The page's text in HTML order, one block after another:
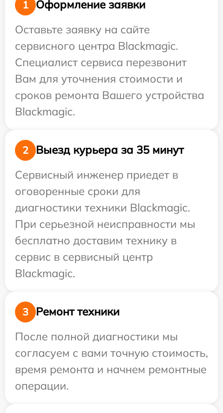
1
Оформление заявки
Оставьте заявку на сайте
сервисного центра Blackmagic.
Специалист сервиса перезвонит
Вам для уточнения стоимости и
сроков ремонта Вашего устройства
Blackmagic.
2
Выезд курьера за 35 минут
Сервисный инженер приедет в
оговоренные сроки для
диагностики техники Blackmagic.
При серьезной неисправности мы
бесплатно доставим технику в
сервис в сервисный центр
Blackmagic.
3
Ремонт техники
После полной диагностики мы
согласуем с вами точную стоимость,
время ремонта и начнем ремонтные
операции.